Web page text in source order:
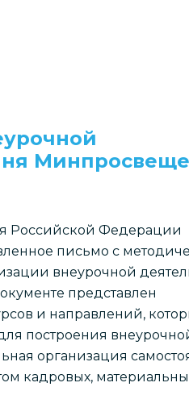
Российской Федерации
письмо с
внеурочной
представлен
и направлений,
построения
организация
кадровых,